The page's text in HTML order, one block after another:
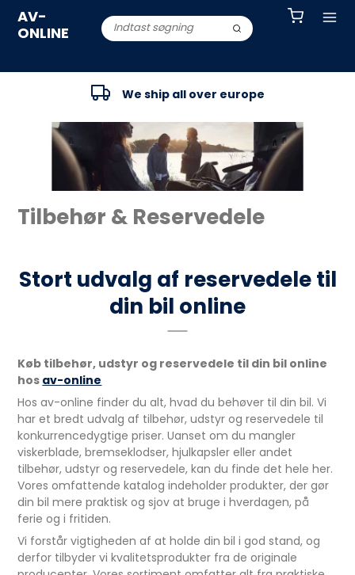
AV-
ONLINE
We ship all over europe
Tilbehør & Reservedele
Stort udvalg af reservedele til
din bil online
Køb tilbehør, udstyr og reservedele til din bil online
hos av-online
Hos av-online finder du alt, hvad du behøver til din bil. Vi
har et bredt udvalg af tilbehør, udstyr og reservedele til
konkurrencedygtige priser. Uanset om du mangler
viskerblade, bremseklodser, hjulkapsler eller andet
tilbehør, udstyr og reservedele, kan du finde det hele her.
Vores omfattende katalog indeholder produkter, der gør
din bil mere praktisk og sjov at bruge i hverdagen, på
ferie og i fritiden.
Vi forstår vigtigheden af at holde din bil i god stand, og
derfor tilbyder vi kvalitetsprodukter fra de originale